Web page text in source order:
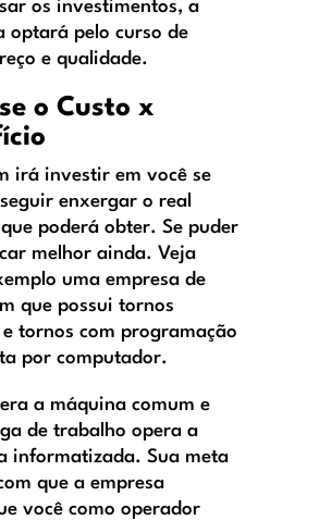
os investimentos, a
optará pelo curso de
e qualidade.
o Custo x
irá investir em você se
enxergar o real
poderá obter. Se puder
melhor ainda. Veja
uma empresa de
que possui tornos
e tornos com programação
por computador.
a máquina comum e
de trabalho opera a
informatizada. Sua meta
que a empresa
você como operador